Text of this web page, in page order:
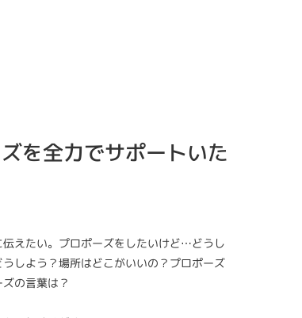
を全力でサポートいた
えたい。プロポーズをしたいけど…どうし
しよう？場所はどこがいいの？プロポーズ
の言葉は？